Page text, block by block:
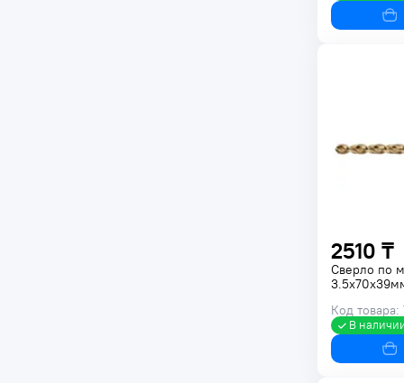
2510 ₸
Сверло по
Код товара:
В